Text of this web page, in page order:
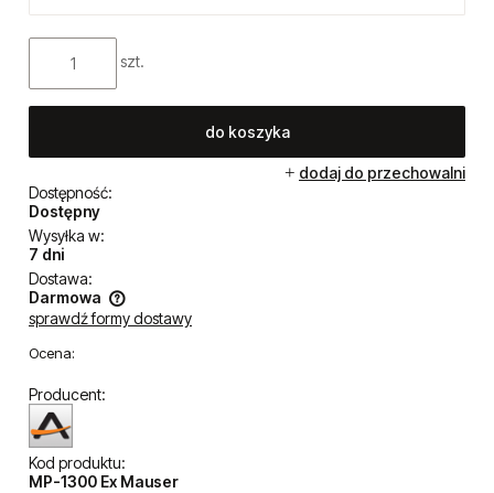
szt.
do koszyka
dodaj do przechowalni
Dostępność:
Dostępny
Wysyłka w:
7 dni
Dostawa:
Darmowa
Cena nie zawiera ewentualnych kosztów płatności
sprawdź formy dostawy
Ocena:
Producent:
Kod produktu:
MP-1300 Ex Mauser